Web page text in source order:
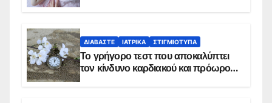
ΔΙΑΒΆΣΤΕ ΙΑΤΡΙΚΆ ΣΤΙΓΜΙΌΤΥΠΑ
Το γρήγορο τεστ που αποκαλύπτει
τον κίνδυνο καρδιακού και πρόωρου